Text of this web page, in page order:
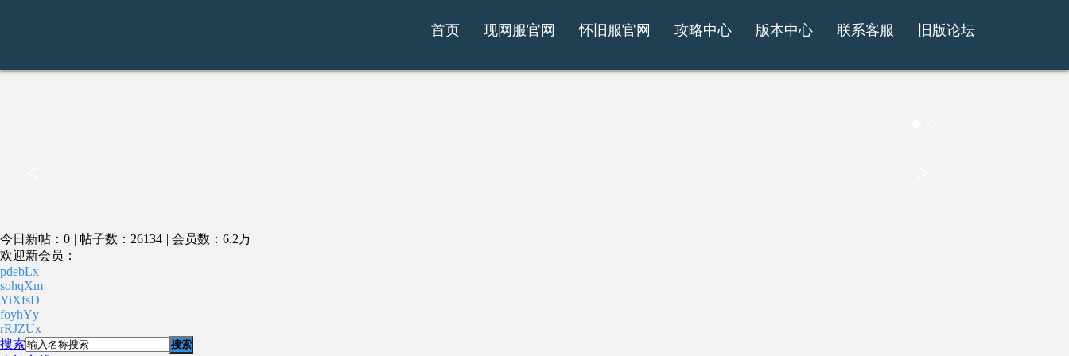
首页 现网服官网 怀旧服官网 攻略中心 版本中心 联系客服 旧版论坛
今日新帖：0 | 帖子数：26134 | 会员数：6.2万
欢迎新会员：
pdebLx
sohqXm
YiXfsD
foyhYy
rRJZUx
搜索
搜索